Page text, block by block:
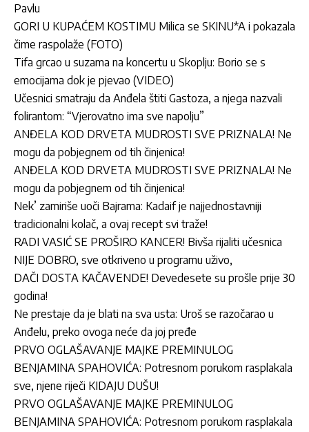
Pavlu
GORI U KUPAĆEM KOSTIMU Milica se SKINU*A i pokazala
čime raspolaže (FOTO)
Tifa grcao u suzama na koncertu u Skoplju: Borio se s
emocijama dok je pjevao (VIDEO)
Učesnici smatraju da Anđela štiti Gastoza, a njega nazvali
folirantom: “Vjerovatno ima sve napolju”
ANĐELA KOD DRVETA MUDROSTI SVE PRIZNALA! Ne
mogu da pobjegnem od tih činjenica!
ANĐELA KOD DRVETA MUDROSTI SVE PRIZNALA! Ne
mogu da pobjegnem od tih činjenica!
Nek’ zamiriše uoči Bajrama: Kadaif je najjednostavniji
tradicionalni kolač, a ovaj recept svi traže!
RADI VASIĆ SE PROŠIRO KANCER! Bivša rijaliti učesnica
NIJE DOBRO, sve otkriveno u programu uživo,
DAČI DOSTA KAČAVENDE! Devedesete su prošle prije 30
godina!
Ne prestaje da je blati na sva usta: Uroš se razočarao u
Anđelu, preko ovoga neće da joj pređe
PRVO OGLAŠAVANJE MAJKE PREMINULOG
BENJAMINA SPAHOVIĆA: Potresnom porukom rasplakala
sve, njene riječi KIDAJU DUŠU!
PRVO OGLAŠAVANJE MAJKE PREMINULOG
BENJAMINA SPAHOVIĆA: Potresnom porukom rasplakala